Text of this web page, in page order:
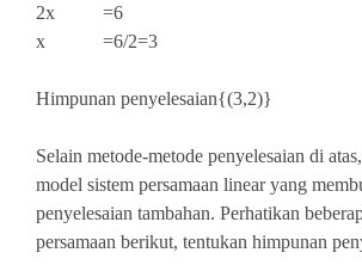
2x =6
x =6/2=3
Himpunan penyelesaian{(3,2)}
Selain metode-metode penyelesaian di
model sistem persamaan linear yang
penyelesaian tambahan. Perhatikan
persamaan berikut, tentukan himpunan